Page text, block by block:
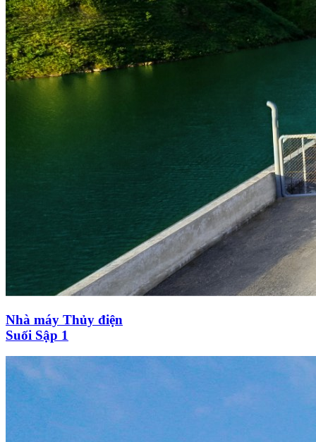
Nhà máy Thủy điện
Suối Sập 1